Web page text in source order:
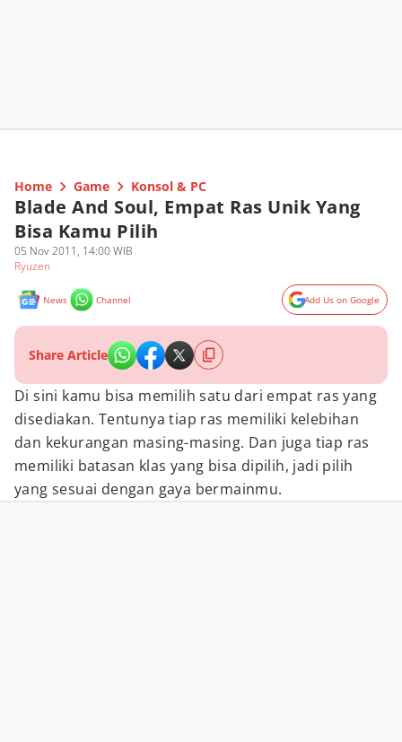
Home Game Konsol & PC
Blade And Soul, Empat Ras Unik Yang
Bisa Kamu Pilih
05 Nov 2011, 14:00 WIB
Ryuzen
News Channel Add Us on Google
Share Article
Di sini kamu bisa memilih satu dari empat ras yang
disediakan. Tentunya tiap ras memiliki kelebihan
dan kekurangan masing-masing. Dan juga tiap ras
memiliki batasan klas yang bisa dipilih, jadi pilih
yang sesuai dengan gaya bermainmu.